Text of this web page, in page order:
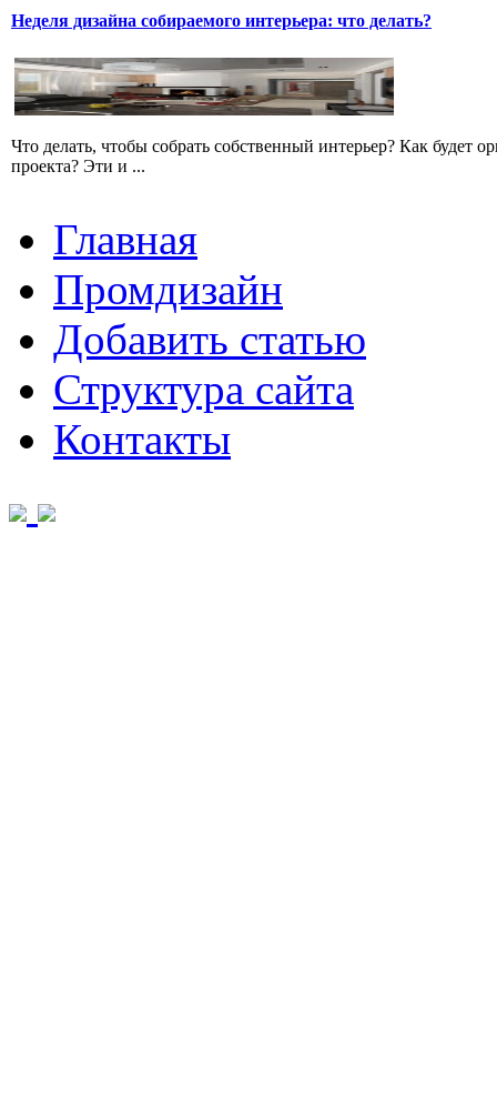
Неделя дизайна собираемого интерьера: что делать?
Что делать, чтобы собрать собственный интерьер? Как будет
проекта? Эти и ...
Главная
Промдизайн
Добавить статью
Структура сайта
Контакты